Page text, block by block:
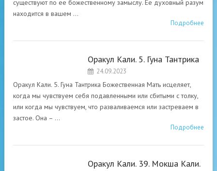
существуют по ее божественному замыслу. Ее духовный разум
находится в вашем …
Подробнее
Оракул Кали. 5. Гуна Тантрика
24.09.2023
Оракул Кали. 5. Гуна Тантрика Божественная Мать исцеляет,
когда мы чувствуем себя подавленными или сбитыми с толку,
или когда мы чувствуем, что разваливаемся или застреваем в
застое. Она – …
Подробнее
Оракул Кали. 39. Мокша Кали.